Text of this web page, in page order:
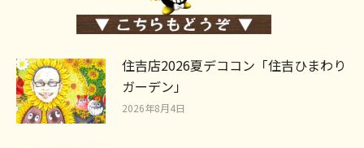
住吉店2026夏デココン「住吉ひまわり
ガーデン」
2026年8月4日